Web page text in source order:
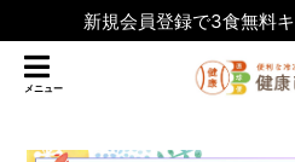
新規会員登録で3食無料
メニュー